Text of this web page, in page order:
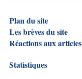
Plan du site
Les brèves du site
Réactions aux articles
Statistiques